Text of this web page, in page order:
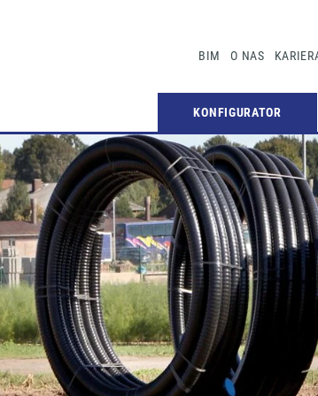
BIM O NAS
KONFIGURATOR